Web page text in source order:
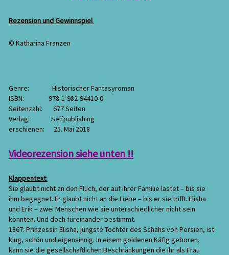
Rezension und Gewinnspiel
© Katharina Franzen
Genre: Historischer Fantasyroman
ISBN: 978-1-982-94410-0
Seitenzahl: 677 Seiten
Verlag: Selfpublishing
erschienen: 25. Mai 2018
Videorezension siehe unten !!
Klappentext:
Sie glaubt nicht an den Fluch, der auf ihrer Familie lastet – bis sie
ihm begegnet. Er glaubt nicht an die Liebe – bis er sie trifft. Elisha
und Erik – zwei Menschen wie sie unterschiedlicher nicht sein
könnten. Und doch füreinander bestimmt.
1867: Prinzessin Elisha, jüngste Tochter des Schahs von Persien, ist
klug, schön und eigensinnig. In einem goldenen Käfig geboren,
kann sie die gesellschaftlichen Beschränkungen die ihr als Frau